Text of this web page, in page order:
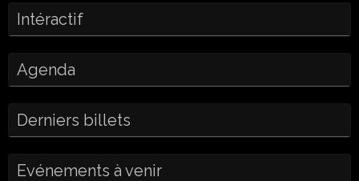
Intéractif
Agenda
Derniers billets
Evénements à venir